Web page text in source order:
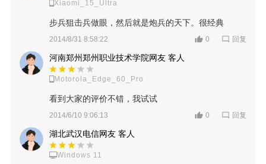
Xiaomi_15_Ultra
步兵狙击兵做眼，然后就是炮兵的天下。很经典
2014/8/31 8:58:22 0 回复
河南郑州郑州职业技术学院网友 客人
Motorola_Edge_60_Pro
看到大家的评价不错，我试试
2014/6/10 9:06:13 0 回复
湖北武汉电信网友 客人
Windows 11